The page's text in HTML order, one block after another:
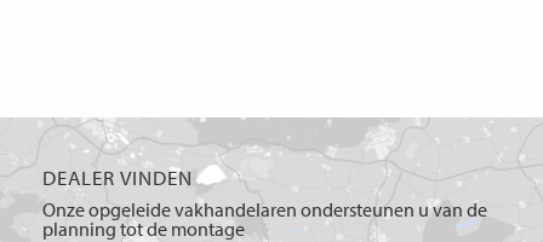
DEALER VINDEN
Onze opgeleide vakhandelaren ondersteunen u van de
planning tot de montage